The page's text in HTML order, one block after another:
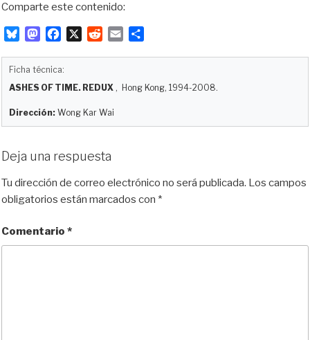
Comparte este contenido:
u
s
k
y
M
o
d
o
b
o
o
X
i
t
a
t
Ficha técnica:
ASHES OF TIME. REDUX , Hong Kong, 1994-2008.
Dirección: Wong Kar Wai
Deja una respuesta
Tu dirección de correo electrónico no será publicada. Los campos
obligatorios están marcados con *
Comentario *